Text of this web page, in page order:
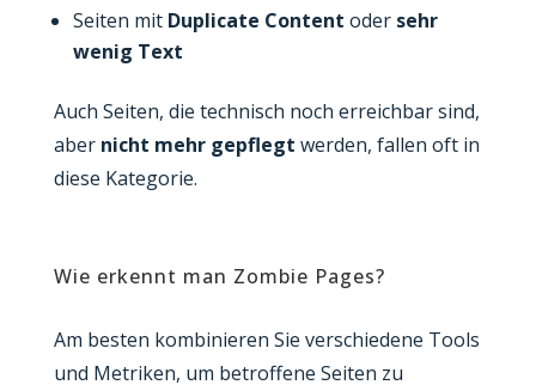
Seiten mit Duplicate Content oder sehr
wenig Text
Auch Seiten, die technisch noch erreichbar sind,
aber nicht mehr gepflegt werden, fallen oft in
diese Kategorie.
Wie erkennt man Zombie Pages?
Am besten kombinieren Sie verschiedene Tools
und Metriken, um betroffene Seiten zu